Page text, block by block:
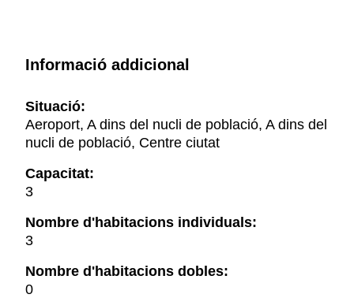
Informació addicional
Situació:
Aeroport, A dins del nucli de població, A dins del
nucli de població, Centre ciutat
Capacitat:
3
Nombre d'habitacions individuals:
3
Nombre d'habitacions dobles:
0